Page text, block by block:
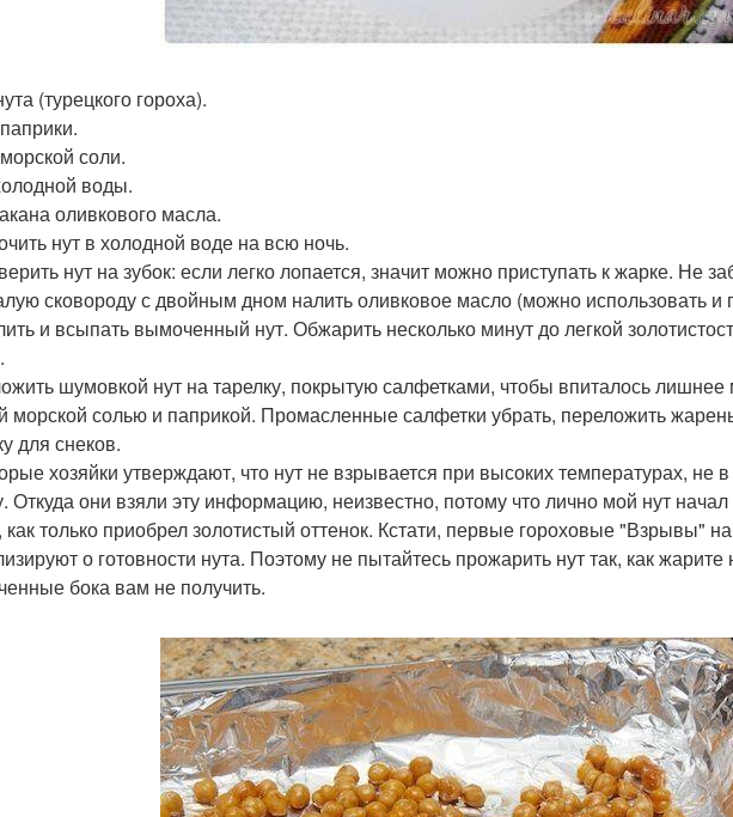
(турецкого гороха).
соли.
воды.
оливкового масла.
нут в холодной воде на всю ночь.
нут на зубок: если легко лопается, значит можно приступать к жарке. Не
сковороду с двойным дном налить оливковое масло (можно использовать и
и всыпать вымоченный нут. Обжарить несколько минут до легкой
шумовкой нут на тарелку, покрытую салфетками, чтобы впиталось
морской солью и паприкой. Промасленные салфетки убрать, переложить
для снеков.
хозяйки утверждают, что нут не взрывается при высоких температурах, не
Откуда они взяли эту информацию, неизвестно, потому что лично мой нут
как только приобрел золотистый оттенок. Кстати, первые гороховые "Взрывы"
о готовности нута. Поэтому не пытайтесь прожарить нут так, как
бока вам не получить.